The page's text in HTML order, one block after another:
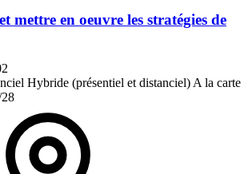
mettre en oeuvre les stratégies de
Hybride (présentiel et distanciel) A la carte